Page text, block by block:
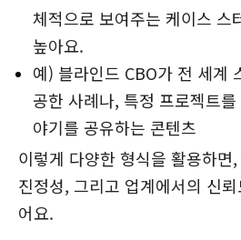
체적으로 보여주는 케이스 스
높아요.
예) 블라인드 CBO가 전 세계
공한 사례나, 특정 프로젝트
야기를 공유하는 콘텐츠
이렇게 다양한 형식을 활용하면
진정성, 그리고 업계에서의 신
어요.